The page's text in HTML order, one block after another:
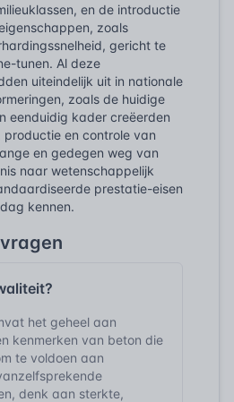
en de introductie
zoals
gericht te
tunen. Al deze
uiteindelijk uit in nationale
zoals de huidige
eenduidig kader creëerden
en controle van
en gedegen weg van
naar wetenschappelijk
prestatie-eisen
kennen.
het geheel aan
kenmerken van beton die
te voldoen aan
denk aan sterkte,